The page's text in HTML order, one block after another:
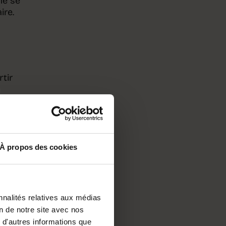
À propos des cookies
relatives aux médias
de notre site avec nos
informations que
le
la